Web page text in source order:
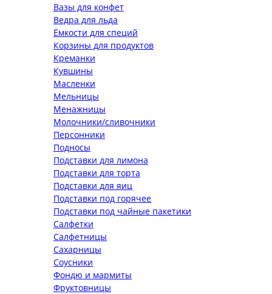
Вазы для конфет
Ведра для льда
Ёмкости для специй
Корзины для продуктов
Креманки
Кувшины
Масленки
Мельницы
Менажницы
Молочники/сливочники
Персонники
Подносы
Подставки для лимона
Подставки для торта
Подставки для яиц
Подставки под горячее
Подставки под чайные пакетики
Салфетки
Салфетницы
Сахарницы
Соусники
Фондю и мармиты
Фруктовницы